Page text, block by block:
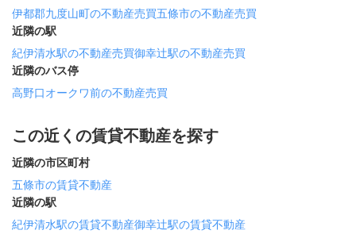
伊都郡九度山町の不動産売買五條市の不動産売買
近隣の駅
紀伊清水駅の不動産売買御幸辻駅の不動産売買
近隣のバス停
高野口オークワ前の不動産売買
この近くの賃貸不動産を探す
近隣の市区町村
五條市の賃貸不動産
近隣の駅
紀伊清水駅の賃貸不動産御幸辻駅の賃貸不動産